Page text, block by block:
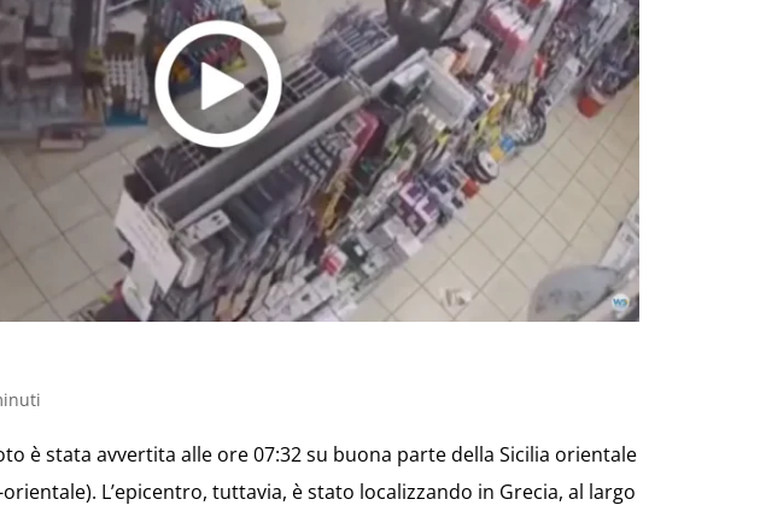
Sicily.it
è stata avvertita alle ore 07:32 su buona parte della Sicilia orientale
L’epicentro, tuttavia, è stato localizzando in Grecia, al largo